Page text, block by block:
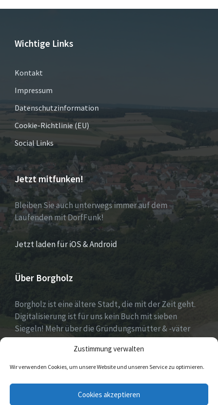
Zustimmung verwalten
Wir verwenden Cookies, um unsere Website und unseren Service zu optimieren.
Cookies akzeptieren
Wichtige Links
Kontakt
Impressum
Datenschutzinformation
Cookie-Richtlinie (EU)
Social Links
Jetzt mitfunken!
Bleiben Sie auch unterwegs immer auf dem
Laufenden mit DorfFunk!
Jetzt laden für iOS & Android
Über Borgholz
Borgholz ist eine ältere Stadt, die mit der Zeit geht.
Digitalisierung ist für uns kein Buch mit sieben
Siegeln! Mehr über die Gründungsmütter & -väter
gibt es unterDorfwerkstattund
https://www.digitale-doerfer.de!